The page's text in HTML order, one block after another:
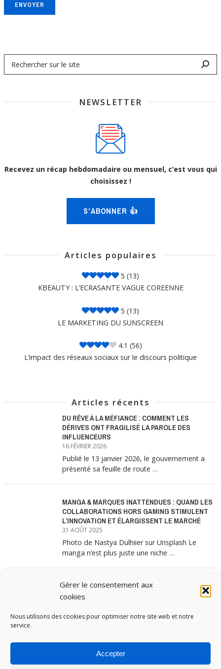
Gérer le consentement aux
cookies
Nous utilisons des cookies pour optimiser notre site web et notre
service.
Accepter
ENVOYER
NEWSLETTER
Recevez un récap hebdomadaire ou mensuel, c’est vous qui
choisissez !
S'ABONNER 👍
Articles populaires
5 (13)
KBEAUTY : L’ECRASANTE VAGUE COREENNE
5 (13)
LE MARKETING DU SUNSCREEN
4.1 (56)
L’impact des réseaux sociaux sur le discours politique
Articles récents
DU RÊVE À LA MÉFIANCE : COMMENT LES
DÉRIVES ONT FRAGILISÉ LA PAROLE DES
INFLUENCEURS
16 FÉVRIER 2026
Publié le 13 janvier 2026, le gouvernement a
présenté sa feuille de route …
MANGA & MARQUES INATTENDUES : QUAND LES
COLLABORATIONS HORS GAMING STIMULENT
L’INNOVATION ET ÉLARGISSENT LE MARCHÉ
31 AOÛT 2025
Photo de Nastya Dulhiier sur Unsplash Le
manga n’est plus juste une niche …
MANGA & MARQUES : ANATOMIE D’UNE
ALLIANCE MARKETING GAGNANTE
Les interminables files d’attente devant les